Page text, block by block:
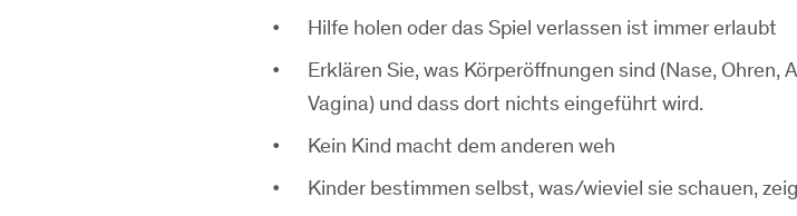
Hilfe holen oder das Spiel verlassen ist immer erlaubt
Erklären Sie, was Körperöffnungen sind (Nase, Ohren,
Vagina) und dass dort nichts eingeführt wird.
Kein Kind macht dem anderen weh
Kinder bestimmen selbst, was/wieviel sie schauen,